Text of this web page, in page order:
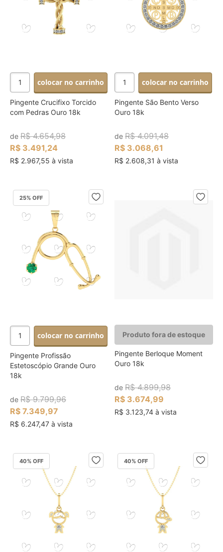
colocar no carrinho
Pingente Crucifixo Torcido
com Pedras Ouro 18k
de R$ 4.654,98
R$ 3.491,24
R$ 2.967,55 à vista
colocar no carrinho
Pingente São Bento Verso
Ouro 18k
deR$ 4.091,48
R$ 3.068,61
R$ 2.608,31 à vista
25% OFF
colocar no carrinho
Pingente Profissão
Estetoscópio Grande Ouro
18k
de R$ 9.799,96
R$ 7.349,97
R$ 6.247,47 à vista
Produto fora de estoque
Pingente Berloque Moment
Ouro 18k
deR$ 4.899,98
R$ 3.674,99
R$ 3.123,74 à vista
40% OFF 40% OFF